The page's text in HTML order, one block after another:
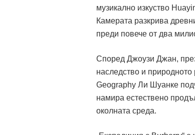
музикално изкуство
Камерата разкрива
преди повече от два
Според Джоузи Джан,
наследство и
Geography Ли Шуанке
намира естествено
околната среда.